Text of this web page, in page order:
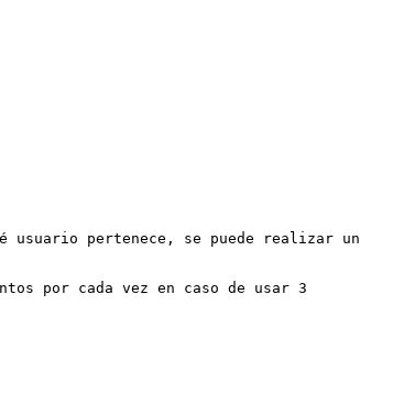
usuario pertenece, se puede realizar un
por cada vez en caso de usar 3